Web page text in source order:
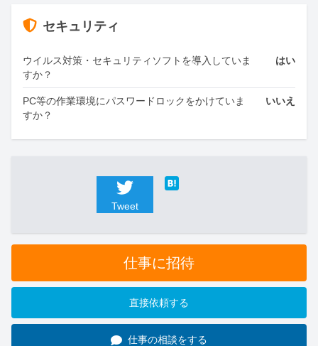
セキュリティ
ウイルス対策・セキュリティソフトを導入していま
すか？
はい
PC等の作業環境にパスワードロックをかけていま
すか？
いいえ
Tweet
仕事に招待
直接依頼する
仕事の相談をする